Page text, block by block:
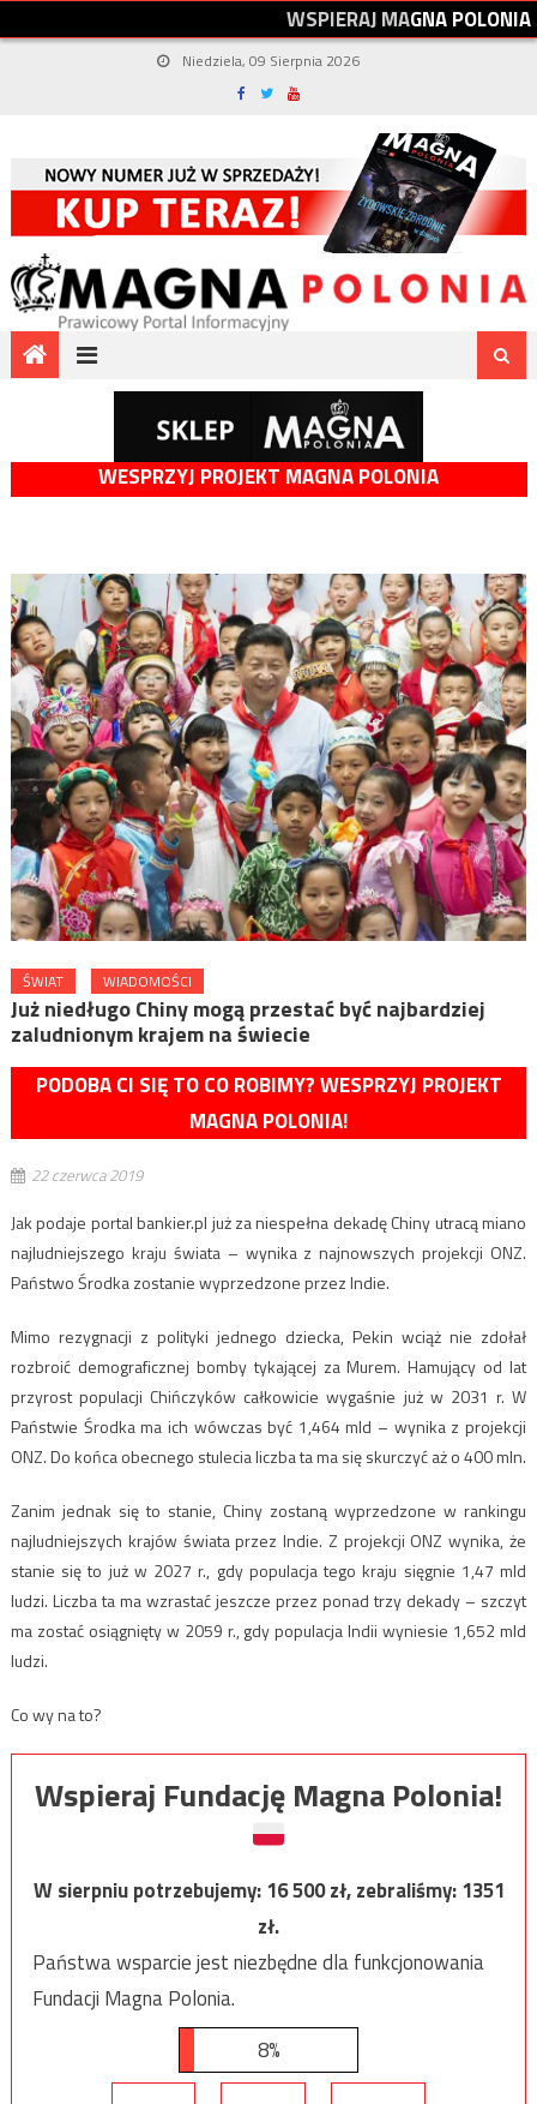
WSPIERAJMAGNAPOLONIA
Niedziela, 09 Sierpnia 2026
WESPRZYJ PROJEKT MAGNA POLONIA
ŚWIAT WIADOMOŚCI
Już niedługo Chiny mogą przestać być najbardziej
zaludnionym krajem na świecie
PODOBA CI SIĘ TO CO ROBIMY? WESPRZYJ PROJEKT
MAGNA POLONIA!
22 czerwca 2019
Jak podaje portal bankier.pl już za niespełna dekadę Chiny utracą miano
najludniejszego kraju świata – wynika z najnowszych projekcji ONZ.
Państwo Środka zostanie wyprzedzone przez Indie.
Mimo rezygnacji z polityki jednego dziecka, Pekin wciąż nie zdołał
rozbroić demograficznej bomby tykającej za Murem. Hamujący od lat
przyrost populacji Chińczyków całkowicie wygaśnie już w 2031 r. W
Państwie Środka ma ich wówczas być 1,464 mld – wynika z projekcji
ONZ. Do końca obecnego stulecia liczba ta ma się skurczyć aż o 400 mln.
Zanim jednak się to stanie, Chiny zostaną wyprzedzone w rankingu
najludniejszych krajów świata przez Indie. Z projekcji ONZ wynika, że
stanie się to już w 2027 r., gdy populacja tego kraju sięgnie 1,47 mld
ludzi. Liczba ta ma wzrastać jeszcze przez ponad trzy dekady – szczyt
ma zostać osiągnięty w 2059 r., gdy populacja Indii wyniesie 1,652 mld
ludzi.
Co wy na to?
Wspieraj Fundację Magna Polonia!
W sierpniu potrzebujemy:16 500zł, zebraliśmy:1351
zł.
Państwa wsparcie jest niezbędne dla funkcjonowania
Fundacji Magna Polonia.
8%